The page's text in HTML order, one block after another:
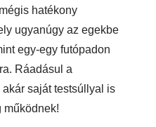
hatékony
ugyanúgy az egekbe
egy-egy futópadon
Ráadásul a
saját testsúllyal is
működnek!